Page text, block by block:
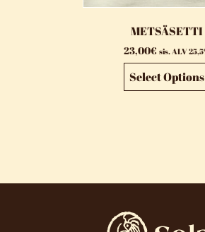
METSÄSETTI
23,00€ sis. ALV
Select Options